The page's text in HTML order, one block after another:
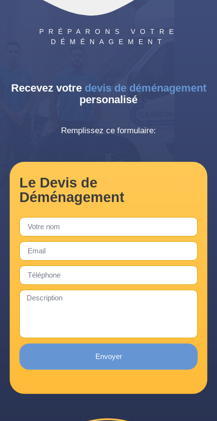
PRÉPARONS VOTRE
DÉMÉNAGEMENT
Recevez votre devis de déménagement
personalisé
Remplissez ce formulaire:
Le Devis de
Déménagement
Envoyer